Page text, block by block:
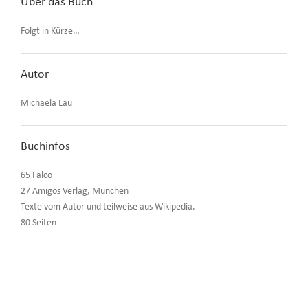
Folgt in Kürze…
Autor
Michaela Lau
Buchinfos
65 Falco
27 Amigos Verlag, München
Texte vom Autor und teilweise aus Wikipedia.
80 Seiten